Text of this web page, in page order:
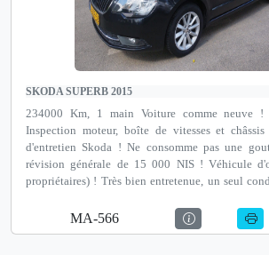
SKODA SUPERB 2015
234000 Km, 1 main Voiture comme neuve !
Inspection moteur, boîte de vitesses et
d'entretien Skoda ! Ne consomme pas une
révision générale de 15 000 NIS ! Véhicule
propriétaires) ! Très bien entretenue, un seul
encore ! Financement jusqu'à 100 % et option de
est Autotest Netanya, un institut de contrôle
MA-566